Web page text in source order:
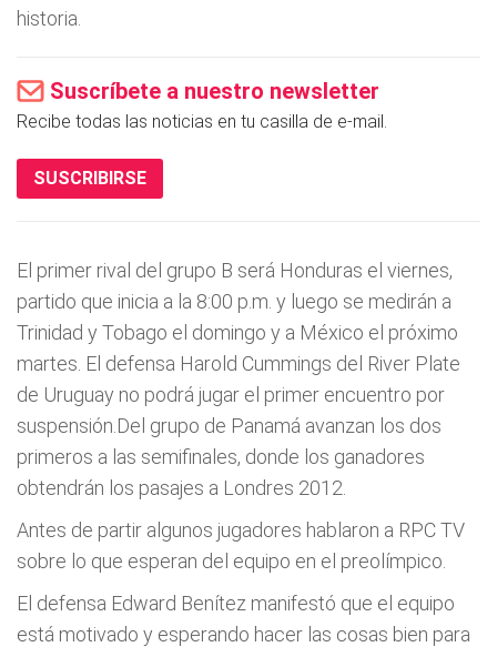
historia.
Suscríbete a nuestro newsletter
Recibe todas las noticias en tu casilla de e-mail.
SUSCRIBIRSE
El primer rival del grupo B será Honduras el viernes,
partido que inicia a la 8:00 p.m. y luego se medirán a
Trinidad y Tobago el domingo y a México el próximo
martes. El defensa Harold Cummings del River Plate
de Uruguay no podrá jugar el primer encuentro por
suspensión.Del grupo de Panamá avanzan los dos
primeros a las semifinales, donde los ganadores
obtendrán los pasajes a Londres 2012.
Antes de partir algunos jugadores hablaron a RPC TV
sobre lo que esperan del equipo en el preolímpico.
El defensa Edward Benítez manifestó que el equipo
está motivado y esperando hacer las cosas bien para